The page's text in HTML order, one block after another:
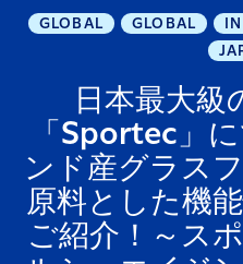
GLOBAL GLOBAL
日本最大級
「Sportec」
ンド産グラス
原料とした機
ご紹介！～ス